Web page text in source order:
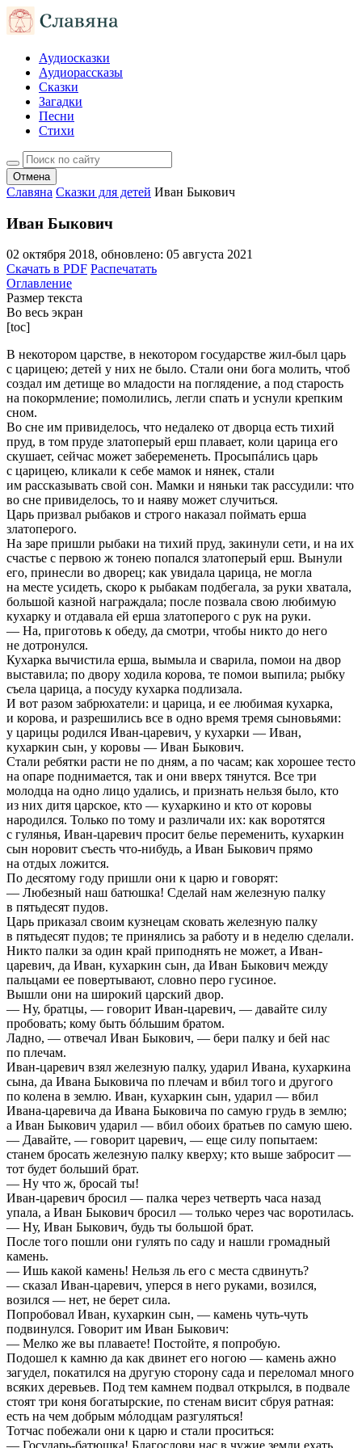
Аудиосказки
Аудиорассказы
Сказки
Загадки
Песни
Стихи
Отмена
Славяна Сказки для детей Иван Быкович
Иван Быкович
02 октября 2018, обновлено: 05 августа 2021
Скачать в PDF Распечатать
Оглавление
Размер текста
Во весь экран
[toc]
В некотором царстве, в некотором государстве жил-был царь
с царицею; детей у них не было. Стали они бога молить, чтоб
создал им детище во младости на поглядение, а под старость
на покормление; помолились, легли спать и уснули крепким
сном.
Во сне им привиделось, что недалеко от дворца есть тихий
пруд, в том пруде златоперый ерш плавает, коли царица его
скушает, сейчас может забеременеть. Просыпáлись царь
с царицею, кликали к себе мамок и нянек, стали
им рассказывать свой сон. Мамки и няньки так рассудили: что
во сне привиделось, то и наяву может случиться.
Царь призвал рыбаков и строго наказал поймать ерша
златоперого.
На заре пришли рыбаки на тихий пруд, закинули сети, и на их
счастье с первою ж тонею попался златоперый ерш. Вынули
его, принесли во дворец; как увидала царица, не могла
на месте усидеть, скоро к рыбакам подбегала, за руки хватала,
большой казной награждала; после позвала свою любимую
кухарку и отдавала ей ерша златоперого с рук на руки.
— На, приготовь к обеду, да смотри, чтобы никто до него
не дотронулся.
Кухарка вычистила ерша, вымыла и сварила, помои на двор
выставила; по двору ходила корова, те помои выпила; рыбку
съела царица, а посуду кухарка подлизала.
И вот разом забрюхатели: и царица, и ее любимая кухарка,
и корова, и разрешились все в одно время тремя сыновьями:
у царицы родился Иван-царевич, у кухарки — Иван,
кухаркин сын, у коровы — Иван Быкович.
Стали ребятки расти не по дням, а по часам; как хорошее тесто
на опаре поднимается, так и они вверх тянутся. Все три
молодца на одно лицо удались, и признать нельзя было, кто
из них дитя царское, кто — кухаркино и кто от коровы
народился. Только по тому и различали их: как воротятся
с гулянья, Иван-царевич просит белье переменить, кухаркин
сын норовит съесть что-нибудь, а Иван Быкович прямо
на отдых ложится.
По десятому году пришли они к царю и говорят:
— Любезный наш батюшка! Сделай нам железную палку
в пятьдесят пудов.
Царь приказал своим кузнецам сковать железную палку
в пятьдесят пудов; те принялись за работу и в неделю сделали.
Никто палки за один край приподнять не может, а Иван-
царевич, да Иван, кухаркин сын, да Иван Быкович между
пальцами ее повертывают, словно перо гусиное.
Вышли они на широкий царский двор.
— Ну, братцы, — говорит Иван-царевич, — давайте силу
пробовать; кому быть бóльшим братом.
Ладно, — отвечал Иван Быкович, — бери палку и бей нас
по плечам.
Иван-царевич взял железную палку, ударил Ивана, кухаркина
сына, да Ивана Быковича по плечам и вбил того и другого
по колена в землю. Иван, кухаркин сын, ударил — вбил
Ивана-царевича да Ивана Быковича по самую грудь в землю;
а Иван Быкович ударил — вбил обоих братьев по самую шею.
— Давайте, — говорит царевич, — еще силу попытаем:
станем бросать железную палку кверху; кто выше забросит —
тот будет больший брат.
— Ну что ж, бросай ты!
Иван-царевич бросил — палка через четверть часа назад
упала, а Иван Быкович бросил — только через час воротилась.
— Ну, Иван Быкович, будь ты большой брат.
После того пошли они гулять по саду и нашли громадный
камень.
— Ишь какой камень! Нельзя ль его с места сдвинуть?
— сказал Иван-царевич, уперся в него руками, возился,
возился — нет, не берет сила.
Попробовал Иван, кухаркин сын, — камень чуть-чуть
подвинулся. Говорит им Иван Быкович:
— Мелко же вы плаваете! Постойте, я попробую.
Подошел к камню да как двинет его ногою — камень ажно
загудел, покатился на другую сторону сада и переломал много
всяких деревьев. Под тем камнем подвал открылся, в подвале
стоят три коня богатырские, по стенам висит сбруя ратная:
есть на чем добрым мóлодцам разгуляться!
Тотчас побежали они к царю и стали проситься: